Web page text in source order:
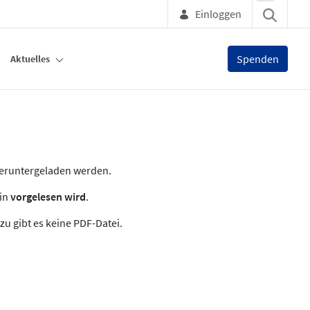
Einloggen
Aktuelles Spenden
werden.
vorgelesen wird.
gibt es keine PDF-Datei.